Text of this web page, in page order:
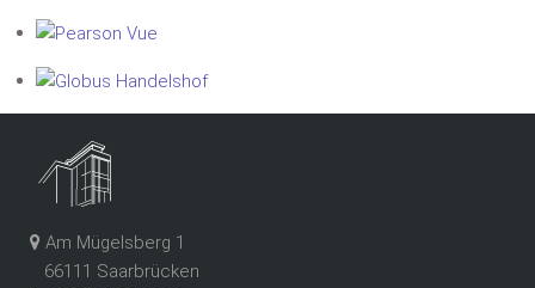
Am Mügelsberg 1
66111 Saarbrücken